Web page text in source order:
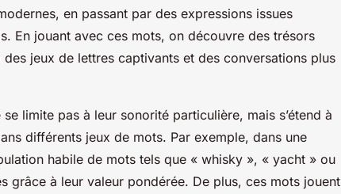
en passant par des expressions issues
En jouant avec ces mots, on découvre des trésors
jeux de lettres captivants et des conversations plus
se limite pas à leur sonorité particulière, mais s’étend à
différents jeux de mots. Par exemple, dans une
habile de mots tels que « whisky », « yacht » ou
grâce à leur valeur pondérée. De plus, ces mots jouent